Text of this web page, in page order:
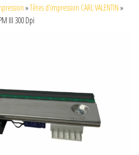
»Têtes d'impression CARL VALENTIN»
III 300 Dpi